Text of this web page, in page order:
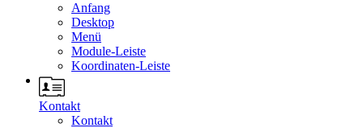
Anfang
Desktop
Menü
Module-Leiste
Koordinaten-Leiste
Kontakt
Kontakt